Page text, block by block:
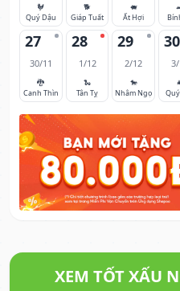
🐓
Quý Dậu
🐕
Giáp Tuất
🐖
Ất Hợi
27
30/11
🐉
Canh Thìn
28
1/12
🐍
Tân Tỵ
29
2/12
🐎
Nhâm Ngọ
30
XEM TỐT XẤU